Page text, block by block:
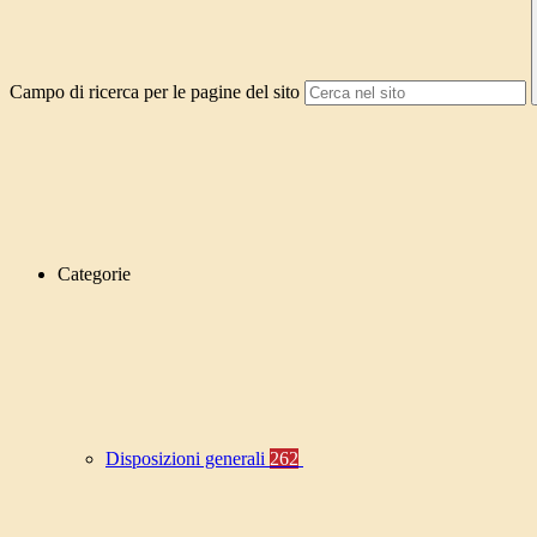
Campo di ricerca per le pagine del sito
Categorie
Disposizioni generali 262